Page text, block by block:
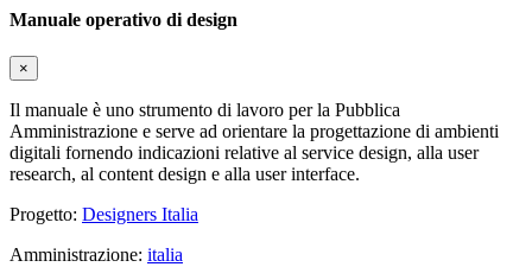
Manuale operativo di design
×
Il manuale è uno strumento di lavoro per la Pubblica
Amministrazione e serve ad orientare la progettazione di ambienti
digitali fornendo indicazioni relative al service design, alla user
research, al content design e alla user interface.
Progetto: Designers Italia
Amministrazione: italia